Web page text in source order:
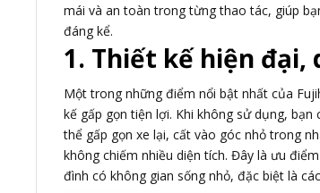
mái và an toàn trong từng thao tác, giúp
đáng kể.
1. Thiết kế hiện đại,
Một trong những điểm nổi bật nhất của
kế gấp gọn tiện lợi. Khi không sử dụng,
thể gấp gọn xe lại, cất vào góc nhỏ trong
không chiếm nhiều diện tích. Đây là ưu
đình có không gian sống nhỏ, đặc biệt là